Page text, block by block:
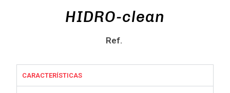
HIDRO-clean
Ref.
CARACTERÍSTICAS